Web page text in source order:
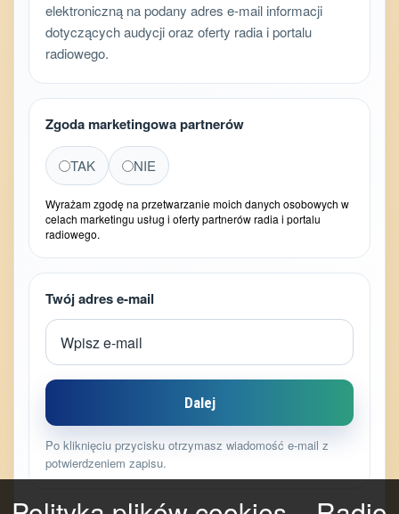
elektroniczną na podany adres e-mail informacji
dotyczących audycji oraz oferty radia i portalu
radiowego.
Zgoda marketingowa partnerów
TAK NIE
Wyrażam zgodę na przetwarzanie moich danych osobowych w
celach marketingu usług i oferty partnerów radia i portalu
radiowego.
Twój adres e-mail
Dalej
Po kliknięciu przycisku otrzymasz wiadomość e-mail z
potwierdzeniem zapisu.